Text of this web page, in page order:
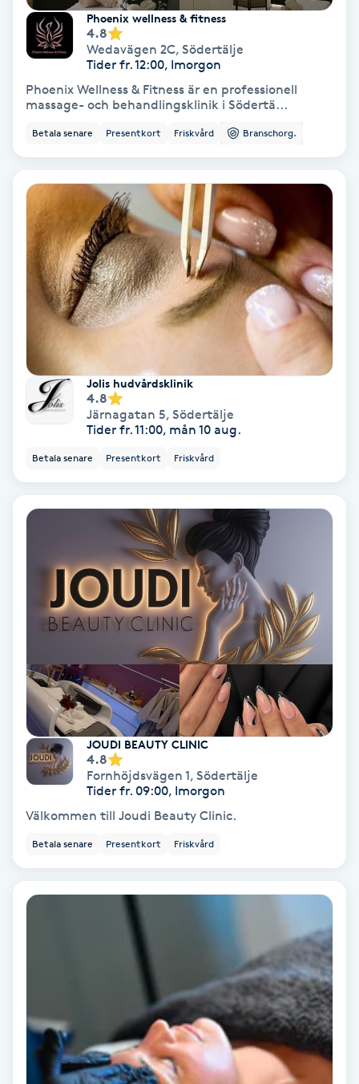
Extensions borttagning
Eyeliner-tatuering
Face framing
Faceliftmassage
Fet hårbotten
Fettreducering
Fibromassage
Fotmassage
Fransar
Fransborttagning
Fransfärgning
Fransförlängning Megavolym
Fransförlängning Volym
Fransk manikyr
Frisör
Funktionsanalys
Phoenix wellness & fitness
4.8
Wedavägen 2C, Södertälje
Tider fr. 12:00, Imorgon
Phoenix Wellness & Fitness är en professionell
massage- och behandlingsklinik i Södertä...
Betala senare Presentkort Friskvård Branschorg.
Jolis hudvårdsklinik
4.8
Järnagatan 5, Södertälje
Tider fr. 11:00, mån 10 aug.
Betala senare Presentkort Friskvård
JOUDI BEAUTY CLINIC
4.8
Fornhöjdsvägen 1, Södertälje
Tider fr. 09:00, Imorgon
Välkommen till Joudi Beauty Clinic.
Betala senare Presentkort Friskvård